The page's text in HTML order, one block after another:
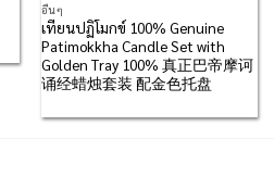
อื่นๆ
เทียนปฏิโมกข์ 100% Genuine
Patimokkha Candle Set with
Golden Tray 100% 真正巴帝摩诃
诵经蜡烛套装 配金色托盘